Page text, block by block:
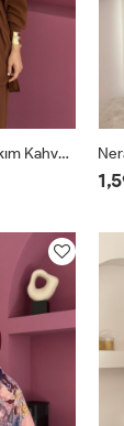
Nera 3’lü Pantolon Takım Kahverengi